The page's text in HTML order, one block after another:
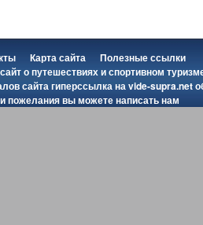
Карта сайта
Полезные ссылки
о путешествиях и спортивном
сайта гиперссылка наvide-supra.net
пожелания вы можетенаписать нам